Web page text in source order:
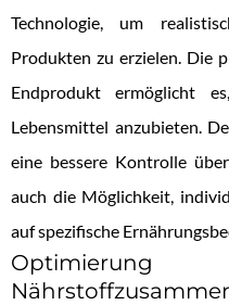
Technologie, um
Produkten zu erzielen. Die
Endprodukt ermöglicht
Lebensmittel anzubieten.
eine bessere Kontrolle
auch die Möglichkeit,
auf spezifische